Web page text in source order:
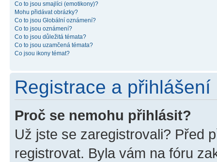
Co to jsou smajlíci (emotikony)?
Mohu přidávat obrázky?
Co to jsou Globální oznámení?
Co to jsou oznámení?
Co to jsou důležitá témata?
Co to jsou uzamčená témata?
Co jsou ikony témat?
Registrace a přihlášení
Proč se nemohu přihlásit?
Už jste se zaregistrovali? Před
registrovat. Byla vám na fóru